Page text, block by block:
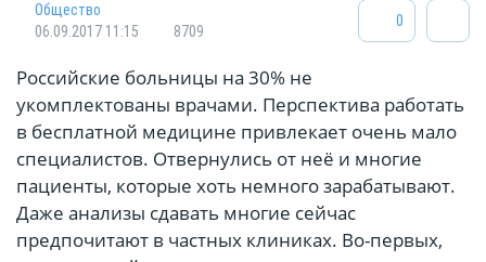
Общество
06.09.2017 11:15
8709
0
Российские больницы на 30% не
укомплектованы врачами. Перспектива работать
в бесплатной медицине привлекает очень мало
специалистов. Отвернулись от неё и многие
пациенты, которые хоть немного зарабатывают.
Даже анализы сдавать многие сейчас
предпочитают в частных клиниках. Во-первых,